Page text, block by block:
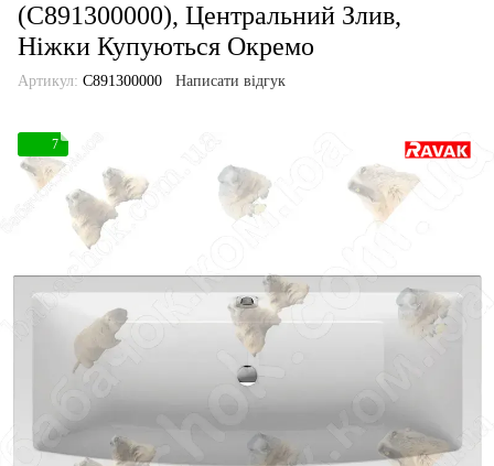
(C891300000), Центральний Злив,
Ніжки Купуються Окремо
Артикул: C891300000 Написати відгук
7